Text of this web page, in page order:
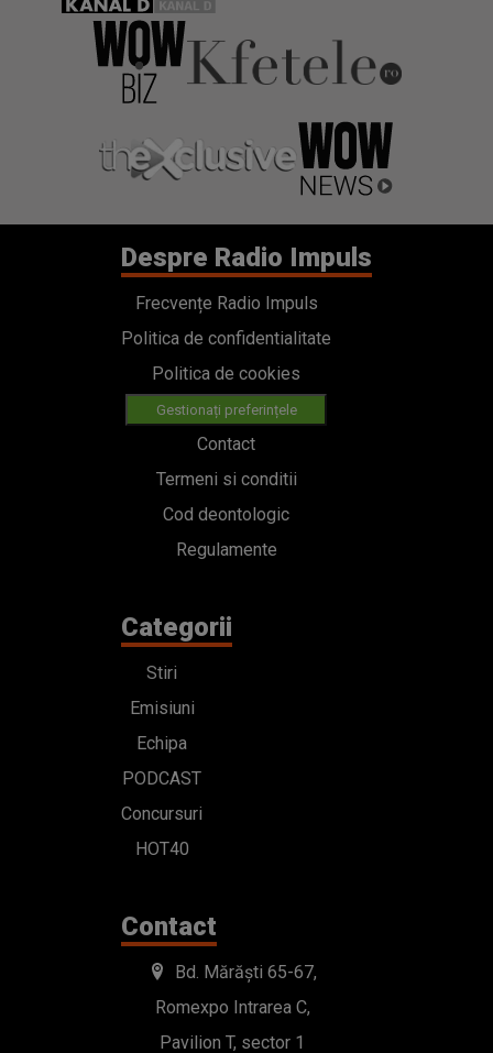
Despre Radio Impuls
Frecvențe Radio Impuls
Politica de confidentialitate
Politica de cookies
Gestionați preferințele
Contact
Termeni si conditii
Cod deontologic
Regulamente
Categorii
Stiri
Emisiuni
Echipa
PODCAST
Concursuri
HOT40
Contact
Bd. Mărăști 65-67,
Romexpo Intrarea C,
Pavilion T, sector 1